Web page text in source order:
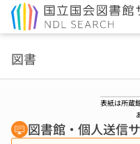
図書
表紙は所蔵
図書館・個人送信